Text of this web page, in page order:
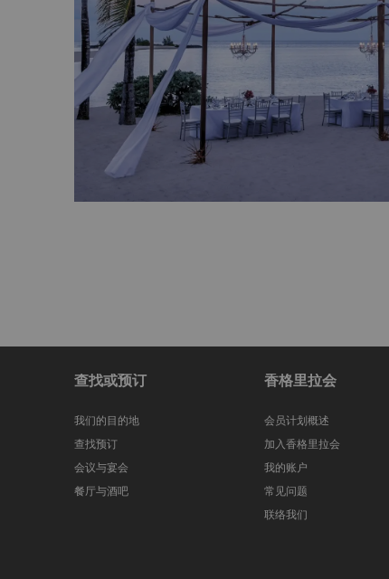
查找或预订
我们的目的地
查找预订
会议与宴会
餐厅与酒吧
香格里拉会
会员计划概述
加入香格里拉会
我的账户
常见问题
联络我们